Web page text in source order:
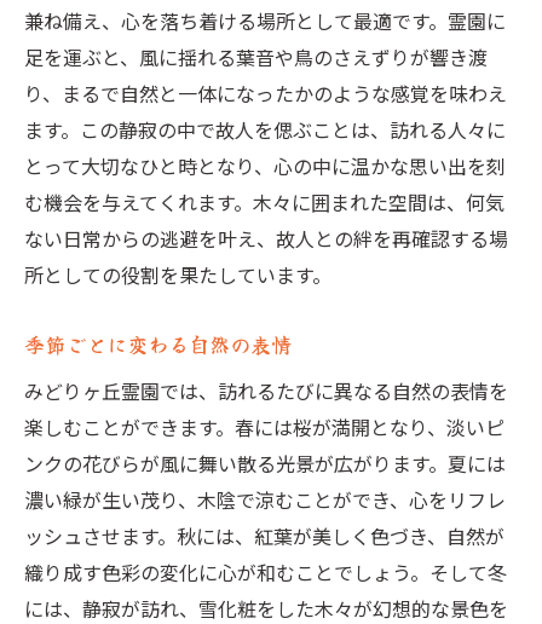
兼ね備え、心を落ち着ける場所として最適です。霊園に
足を運ぶと、風に揺れる葉音や鳥のさえずりが響き渡
り、まるで自然と一体になったかのような感覚を味わえ
ます。この静寂の中で故人を偲ぶことは、訪れる人々に
とって大切なひと時となり、心の中に温かな思い出を刻
む機会を与えてくれます。木々に囲まれた空間は、何気
ない日常からの逃避を叶え、故人との絆を再確認する場
所としての役割を果たしています。
季節ごとに変わる自然の表情
みどりヶ丘霊園では、訪れるたびに異なる自然の表情を
楽しむことができます。春には桜が満開となり、淡いピ
ンクの花びらが風に舞い散る光景が広がります。夏には
濃い緑が生い茂り、木陰で涼むことができ、心をリフレ
ッシュさせます。秋には、紅葉が美しく色づき、自然が
織り成す色彩の変化に心が和むことでしょう。そして冬
には、静寂が訪れ、雪化粧をした木々が幻想的な景色を